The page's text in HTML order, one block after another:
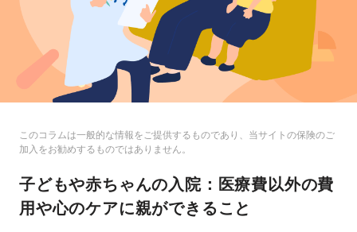
このコラムは一般的な情報をご提供するものであり、当サイトの保険のご
加入をお勧めするものではありません。
子どもや赤ちゃんの入院：医療費以外の費
用や心のケアに親ができること